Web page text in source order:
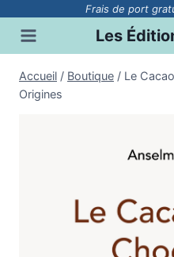
contenu
Frais de port
Les
Accueil / Boutique / Le
Origines